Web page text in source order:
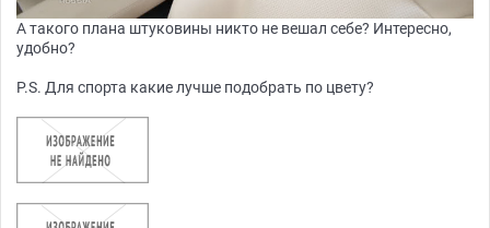
А такого плана штуковины никто не вешал себе? Интересно,
удобно?
P.S. Для спорта какие лучше подобрать по цвету?